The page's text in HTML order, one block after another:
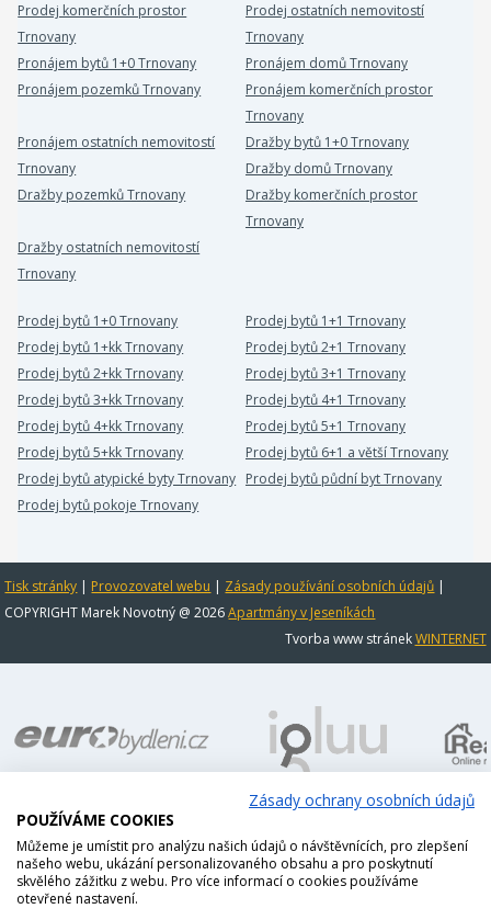
Prodej komerčních prostor
Trnovany
Prodej ostatních nemovitostí
Trnovany
Pronájem bytů 1+0 Trnovany
Pronájem domů Trnovany
Pronájem pozemků Trnovany
Pronájem komerčních prostor
Trnovany
Pronájem ostatních nemovitostí
Trnovany
Dražby bytů 1+0 Trnovany
Dražby domů Trnovany
Dražby pozemků Trnovany
Dražby komerčních prostor
Trnovany
Dražby ostatních nemovitostí
Trnovany
Prodej bytů 1+0 Trnovany
Prodej bytů 1+1 Trnovany
Prodej bytů 1+kk Trnovany
Prodej bytů 2+1 Trnovany
Prodej bytů 2+kk Trnovany
Prodej bytů 3+1 Trnovany
Prodej bytů 3+kk Trnovany
Prodej bytů 4+1 Trnovany
Prodej bytů 4+kk Trnovany
Prodej bytů 5+1 Trnovany
Prodej bytů 5+kk Trnovany
Prodej bytů 6+1 a větší Trnovany
Prodej bytů atypické byty Trnovany Prodej bytů půdní byt Trnovany
Prodej bytů pokoje Trnovany
Tisk stránky | Provozovatel webu | Zásady používání osobních údajů |
COPYRIGHT Marek Novotný @ 2026Apartmány v Jeseníkách
Tvorba www stránekWINTERNET
Zásady ochrany osobních údajů
POUŽÍVÁME COOKIES
Můžeme je umístit pro analýzu našich údajů o návštěvnících, pro zlepšení
našeho webu, ukázání personalizovaného obsahu a pro poskytnutí
skvělého zážitku z webu. Pro více informací o cookies používáme
otevřené nastavení.